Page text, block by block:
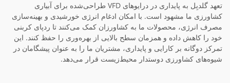
تعهد گلدبِل به پایداری در درایوهای VFD طراحی‌شده برای آبیاری
کشاورزی ما مشهود است. با امکان ادغام انرژی خورشیدی و بهینه‌سازی
مصرف انرژی، محصولات ما به کشاورزان کمک می‌کنند تا ردپای کربنی
خود را کاهش داده و همزمان سطح بالایی از بهره‌وری را حفظ کنند. این
تمرکز دوگانه بر کارایی و پایداری، مشتریان ما را به عنوان پیشگامان در
شیوه‌های کشاورزی دوستدار محیط‌زیست قرار می‌دهد.